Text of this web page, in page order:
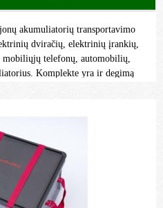
akumuliatorių transportavimo
dviračių, elektrinių įrankių,
telefonų, automobilių,
Komplekte yra ir degimą